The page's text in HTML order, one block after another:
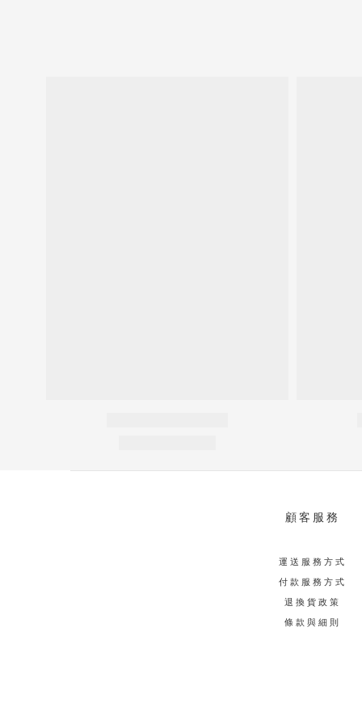
顧客服務
運送服務方式
付款服務方式
退換貨政策
條款與細則